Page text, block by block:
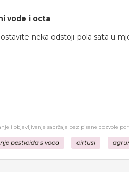
vode i octa
neka odstoji pola sata u
i objavljivanje sadržaja bez pisane dozvole
pesticida s voca cirtusi